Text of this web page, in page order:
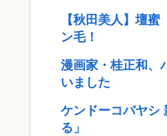
【秋田美人】壇
ン毛！
漫画家・桂正和、
いました
ケンドーコバヤシ
る」